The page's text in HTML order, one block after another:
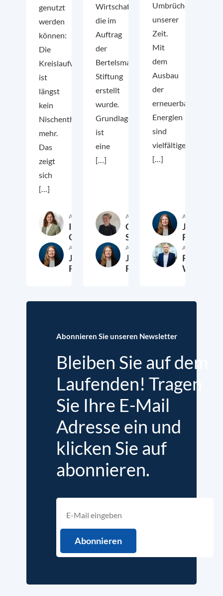
genutzt
werden
können:
Die
Kreislaufwirtschaft
ist
längst
kein
Nischenthema
mehr.
Das
zeigt
sich
[…]
Autor:in
Ina
Grimm
Autor:in
Jana
Fingerhut15. Juli 2026
Wirtschaft,
die im
Auftrag
der
Bertelsmann
Stiftung
erstellt
wurde.
Grundlage
ist
eine
[…]
Autor:in
Greta
Schimanski
Autor:in
Jana
Fingerhut9. Juli 2026
Umbrüchen
unserer
Zeit.
Mit
dem
Ausbau
der
erneuerbaren
Energien
sind
vielfältige
[…]
Autor:in
Jana
Fingerhut
Autor:in
Roman
Wink
Abonnieren Sie unseren Newsletter
Bleiben Sie auf dem
Laufenden! Tragen
Sie Ihre E-Mail
Adresse ein und
klicken Sie auf
abonnieren.